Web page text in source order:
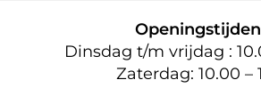
Openingstijden
Dinsdag t/m vrijdag :
Zaterdag: 10.00 –